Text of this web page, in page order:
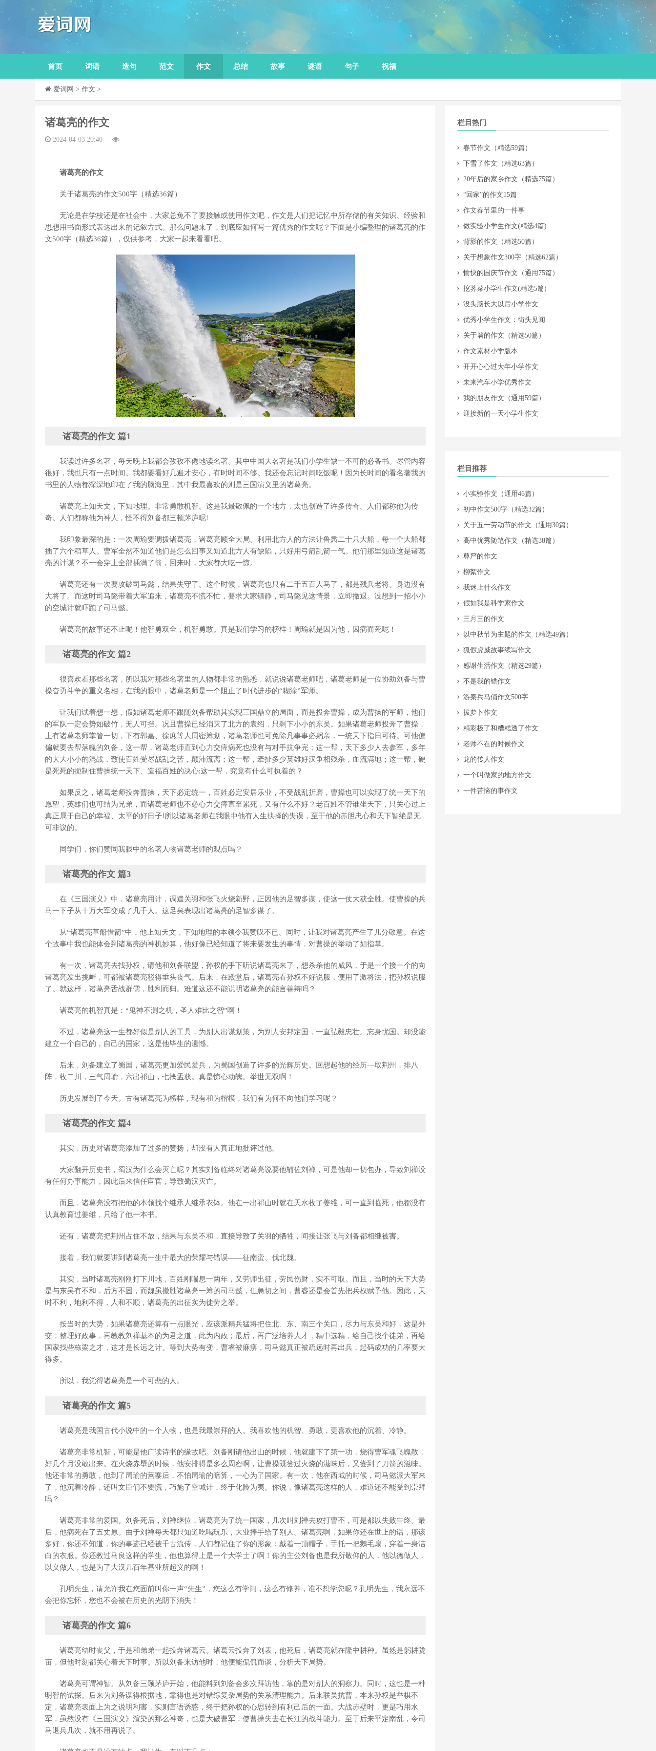
首页 词语 造句 范文 作文 总结 故事 谜语 句子 祝福
爱词网 > 作文 >
​诸葛亮的作文
2024-04-03 20:40
诸葛亮的作文
关于诸葛亮的作文500字（精选36篇）
无论是在学校还是在社会中，大家总免不了要接触或使用作文吧，作文是人们把记忆中所存储的有关知识、经验和
思想用书面形式表达出来的记叙方式。那么问题来了，到底应如何写一篇优秀的作文呢？下面是小编整理的诸葛亮的作
文500字（精选36篇），仅供参考，大家一起来看看吧。
诸葛亮的作文 篇1
我读过许多名著，每天晚上我都会孜孜不倦地读名著。其中中国大名著是我们小学生缺一不可的必备书。尽管内容
很好，我也只有一点时间。我都要看好几遍才安心，有时时间不够。我还会忘记时间吃饭呢！因为长时间的看名著我的
书里的人物都深深地印在了我的脑海里，其中我最喜欢的则是三国演义里的诸葛亮。
诸葛亮上知天文，下知地理。非常勇敢机智。这是我最敬佩的一个地方，太也创造了许多传奇。人们都称他为传
奇。人们都称他为神人，怪不得刘备都三顿茅庐呢!
我印象最深的是：一次周瑜要调拨诸葛亮，诸葛亮顾全大局。利用北方人的方法让鲁肃二十只大船，每一个大船都
插了六个稻草人。曹军全然不知道他们是怎么回事又知道北方人有缺陷，只好用弓箭乱箭一气。他们那里知道这是诸葛
亮的计谋？不一会穿上全部插满了箭，回来时，大家都大吃一惊。
诸葛亮还有一次要攻破司马懿，结果失守了。这个时候，诸葛亮也只有二千五百人马了，都是残兵老将。身边没有
大将了。而这时司马懿带着大军追来，诸葛亮不慌不忙，要求大家镇静，司马懿见这情景，立即撤退。没想到一招小小
的空城计就吓跑了司马懿。
诸葛亮的故事还不止呢！他智勇双全，机智勇敢。真是我们学习的榜样！周瑜就是因为他，因病而死呢！
诸葛亮的作文 篇2
很喜欢看那些名著，所以我对那些名著里的人物都非常的熟悉，就说说诸葛老师吧，诸葛老师是一位协助刘备与曹
操奋勇斗争的重义名相，在我的眼中，诸葛老师是一个阻止了时代进步的“糊涂”军师。
让我们试着想一想，假如诸葛老师不跟随刘备帮助其实现三国鼎立的局面，而是投奔曹操，成为曹操的军师，他们
的军队一定会势如破竹，无人可挡。况且曹操已经消灭了北方的袁绍，只剩下小小的东吴。如果诸葛老师投奔了曹操，
上有诸葛老师掌管一切，下有郭嘉、徐庶等人周密筹划，诸葛老师也可免除凡事事必躬亲，一统天下指日可待。可他偏
偏就要去帮落魄的刘备，这一帮，诸葛老师直到心力交瘁病死也没有与对手抗争完；这一帮，天下多少人去参军，多年
的大大小小的混战，致使百姓受尽战乱之苦，颠沛流离；这一帮，牵扯多少英雄好汉争相残杀，血流满地；这一帮，硬
是死死的扼制住曹操统一天下、造福百姓的决心;这一帮，究竟有什么可执着的？
如果反之，诸葛老师投奔曹操，天下必定统一，百姓必定安居乐业，不受战乱折磨，曹操也可以实现了统一天下的
愿望，英雄们也可结为兄弟，而诸葛老师也不必心力交瘁直至累死，又有什么不好？老百姓不管谁坐天下，只关心过上
真正属于自己的幸福、太平的好日子!所以诸葛老师在我眼中他有人生抉择的失误，至于他的赤胆忠心和天下智绝是无
可非议的。
同学们，你们赞同我眼中的名著人物诸葛老师的观点吗？
诸葛亮的作文 篇3
在《三国演义》中，诸葛亮用计，调遣关羽和张飞火烧新野，正因他的足智多谋，使这一仗大获全胜。使曹操的兵
马一下子从十万大军变成了几千人。这足矣表现出诸葛亮的足智多谋了。
从“诸葛亮草船借箭”中，他上知天文，下知地理的本领令我赞叹不已。同时，让我对诸葛亮产生了几分敬意。在这
个故事中我也能体会到诸葛亮的神机妙算，他好像已经知道了将来要发生的事情，对曹操的举动了如指掌。
有一次，诸葛亮去找孙权，请他和刘备联盟，孙权的手下听说诸葛亮来了，想杀杀他的威风，于是一个接一个的向
诸葛亮发出挑衅，可都被诸葛亮驳得垂头丧气。后来，在殿堂后，诸葛亮看孙权不好说服，便用了激将法，把孙权说服
了。就这样，诸葛亮舌战群儒，胜利而归。难道这还不能说明诸葛亮的能言善辩吗？
诸葛亮的机智真是：“鬼神不测之机，圣人难比之智”啊！
不过，诸葛亮这一生都好似是别人的工具，为别人出谋划策，为别人安邦定国，一直弘毅忠壮。忘身忧国。却没能
建立一个自己的，自己的国家，这是他毕生的遗憾。
后来，刘备建立了蜀国，诸葛亮更加爱民爱兵，为蜀国创造了许多的光辉历史。回想起他的经历—取荆州，排八
阵，收二川，三气周瑜，六出祁山，七擒孟获。真是惊心动魄。举世无双啊！
历史发展到了今天。古有诸葛亮为榜样，现有和为楷模，我们有为何不向他们学习呢？
诸葛亮的作文 篇4
其实，历史对诸葛亮添加了过多的赞扬，却没有人真正地批评过他。
大家翻开历史书，蜀汉为什么会灭亡呢？其实刘备临终对诸葛亮说要他辅佐刘禅，可是他却一切包办，导致刘禅没
有任何办事能力，因此后来信任宦官，导致蜀汉灭亡。
而且，诸葛亮没有把他的本领找个继承人继承衣钵。他在一出祁山时就在天水收了姜维，可一直到临死，他都没有
认真教育过姜维，只给了他一本书。
还有，诸葛亮把荆州占住不放，结果与东吴不和，直接导致了关羽的牺牲，间接让张飞与刘备都相继被害。
接着，我们就要讲到诸葛亮一生中最大的荣耀与错误——征南蛮、伐北魏。
其实，当时诸葛亮刚刚打下川地，百姓刚喘息一两年，又劳师出征，劳民伤财，实不可取。而且，当时的天下大势
是与东吴有不和，后方不固，而魏虽撤胜诸葛亮一筹的司马懿，但急切之间，曹睿还是会首先把兵权赋予他。因此，天
时不利，地利不得，人和不顺，诸葛亮的出征实为徒劳之举。
按当时的大势，如果诸葛亮还算有一点眼光，应该派精兵猛将把住北、东、南三个关口，尽力与东吴和好，这是外
交；整理好政事，再教教刘禅基本的为君之道，此为内政；最后，再广泛培养人才，精中选精，给自己找个徒弟，再给
国家找些栋梁之才，这才是长远之计。等到大势有变，曹睿被麻痹，司马懿真正被疏远时再出兵，起码成功的几率要大
得多。
所以，我觉得诸葛亮是一个可悲的人。
诸葛亮的作文 篇5
诸葛亮是我国古代小说中的一个人物，也是我最崇拜的人。我喜欢他的机智、勇敢，更喜欢他的沉着、冷静。
诸葛亮非常机智，可能是他广读诗书的缘故吧。刘备刚请他出山的时候，他就建下了第一功，烧得曹军魂飞魄散，
好几个月没敢出来。在火烧赤壁的时候，他安排得是多么周密啊，让曹操既尝过火烧的滋味后，又尝到了刀箭的滋味。
他还非常的勇敢，他到了周瑜的营寨后，不怕周瑜的暗算，一心为了国家。有一次，他在西城的时候，司马懿派大军来
了，他沉着冷静，还叫文臣们不要慌，巧施了空城计，终于化险为夷。你说，像诸葛亮这样的人，难道还不能受到崇拜
吗？
诸葛亮非常的爱国。刘备死后，刘禅继位，诸葛亮为了统一国家，几次叫刘禅去攻打曹丕，可是都以失败告终。最
后，他病死在了五丈原。由于刘禅每天都只知道吃喝玩乐，大业捧手给了别人。诸葛亮啊，如果你还在世上的话，那该
多好，你还不知道，你的事迹已经被千古流传，人们都记住了你的形象：戴着一顶帽子，手托一把鹅毛扇，穿着一身洁
白的衣服。你还教过马良这样的学生，他也算得上是一个大学士了啊！你的主公刘备也是我所敬仰的人，他以德做人，
以义做人，也是为了大汉几百年基业所起义的啊！
孔明先生，请允许我在您面前叫你一声“先生”，您这么有学问，这么有修养，谁不想学您呢？孔明先生，我永远不
会把你忘怀，您也不会被在历史的光阴下消失！
诸葛亮的作文 篇6
诸葛亮幼时丧父，于是和弟弟一起投奔诸葛云。诸葛云投奔了刘表，他死后，诸葛亮就在隆中耕种。虽然是躬耕陇
亩，但他时刻都关心着天下时事。所以刘备来访他时，他便能侃侃而谈，分析天下局势。
诸葛亮可谓神智。从刘备三顾茅庐开始，他能料到刘备会多次拜访他，靠的是对别人的洞察力。同时，这也是一种
明智的试探。后来为刘备谋得根据地，靠得也是对错综复杂局势的关系清理能力。后来联吴抗曹，本来孙权是举棋不
定，诸葛亮表面上为之说明利害，实则言语诱惑，终于把孙权的心思转到有利己后的一面。大战赤壁时，更是巧用水
军，虽然没有《三国演义》渲染的那么神奇，也是大破曹军，使曹操失去在长江的战斗能力。至于后来平定南乱，令司
马退兵几次，就不用再说了。
栏目热门
​春节作文（精选59篇）
​下雪了作文（精选63篇）
​20年后的家乡作文（精选75篇）
“回家”的作文15篇
​作文春节里的一件事
​做实验小学生作文(精选4篇)
​背影的作文（精选50篇）
​关于想象作文300字（精选62篇）
​愉快的国庆节作文（通用75篇）
​挖荠菜小学生作文(精选5篇)
​没头脑长大以后小学作文
​优秀小学生作文：街头见闻
​关于墙的作文（精选50篇）
​作文素材小学版本
​开开心心过大年小学作文
​未来汽车小学优秀作文
​我的朋友作文（通用59篇）
​迎接新的一天小学生作文
栏目推荐
​小实验作文（通用46篇）
​初中作文500字（精选32篇）
​关于五一劳动节的作文（通用30篇）
​高中优秀随笔作文（精选38篇）
​尊严的作文
​柳絮作文
​我迷上什么作文
​假如我是科学家作文
​三月三的作文
​以中秋节为主题的作文（精选49篇）
​狐假虎威故事续写作文
​感谢生活作文（精选29篇）
​不是我的错作文
​游秦兵马俑作文500字
​拔萝卜作文
​精彩极了和糟糕透了作文
​老师不在的时候作文
​龙的传人作文
​一个叫做家的地方作文
​一件苦恼的事作文